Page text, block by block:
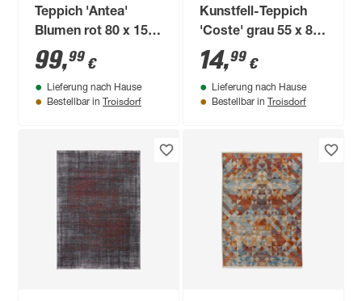
Teppich 'Antea'
Blumen rot 80 x 150
cm
99,99 €
Lieferung nach Hause
Bestellbar in Troisdorf
Kunstfell-Teppich
'Coste' grau 55 x 80
cm
14,99 €
Lieferung nach Hause
Bestellbar in Troisdorf